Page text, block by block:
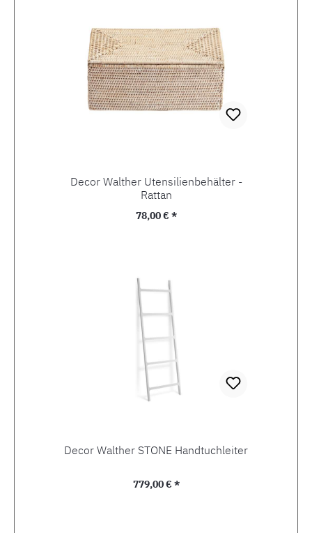
Decor Walther Utensilienbehälter -
Rattan
Regulärer Preis:
78,00 € *
Decor Walther STONE Handtuchleiter
Regulärer Preis:
779,00 € *